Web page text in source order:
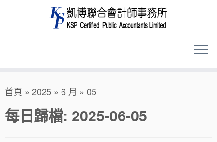
to
content
首頁 » 2025 » 6 月 » 05
每日歸檔: 2025-06-05